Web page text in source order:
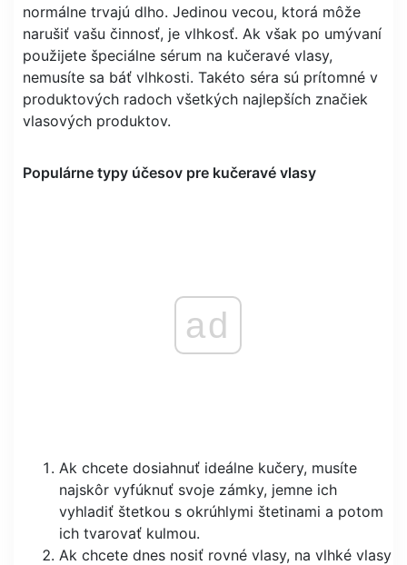
normálne trvajú dlho. Jedinou vecou, ​​ktorá môže
narušiť vašu činnosť, je vlhkosť. Ak však po umývaní
použijete špeciálne sérum na kučeravé vlasy,
nemusíte sa báť vlhkosti. Takéto séra sú prítomné v
produktových radoch všetkých najlepších značiek
vlasových produktov.
Populárne typy účesov pre kučeravé vlasy
ad
Ak chcete dosiahnuť ideálne kučery, musíte
najskôr vyfúknuť svoje zámky, jemne ich
vyhladiť štetkou s okrúhlymi štetinami a potom
ich tvarovať kulmou.
Ak chcete dnes nosiť rovné vlasy, na vlhké vlasy